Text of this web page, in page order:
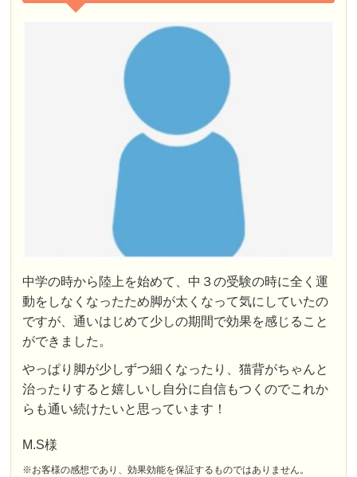
中学の時から陸上を始めて、中３の受験の時に全く運
動をしなくなったため脚が太くなって気にしていたの
ですが、通いはじめて少しの期間で効果を感じること
ができました。
やっぱり脚が少しずつ細くなったり、猫背がちゃんと
治ったりすると嬉しいし自分に自信もつくのでこれか
らも通い続けたいと思っています！
M.S様
※お客様の感想であり、効果効能を保証するものではありません。